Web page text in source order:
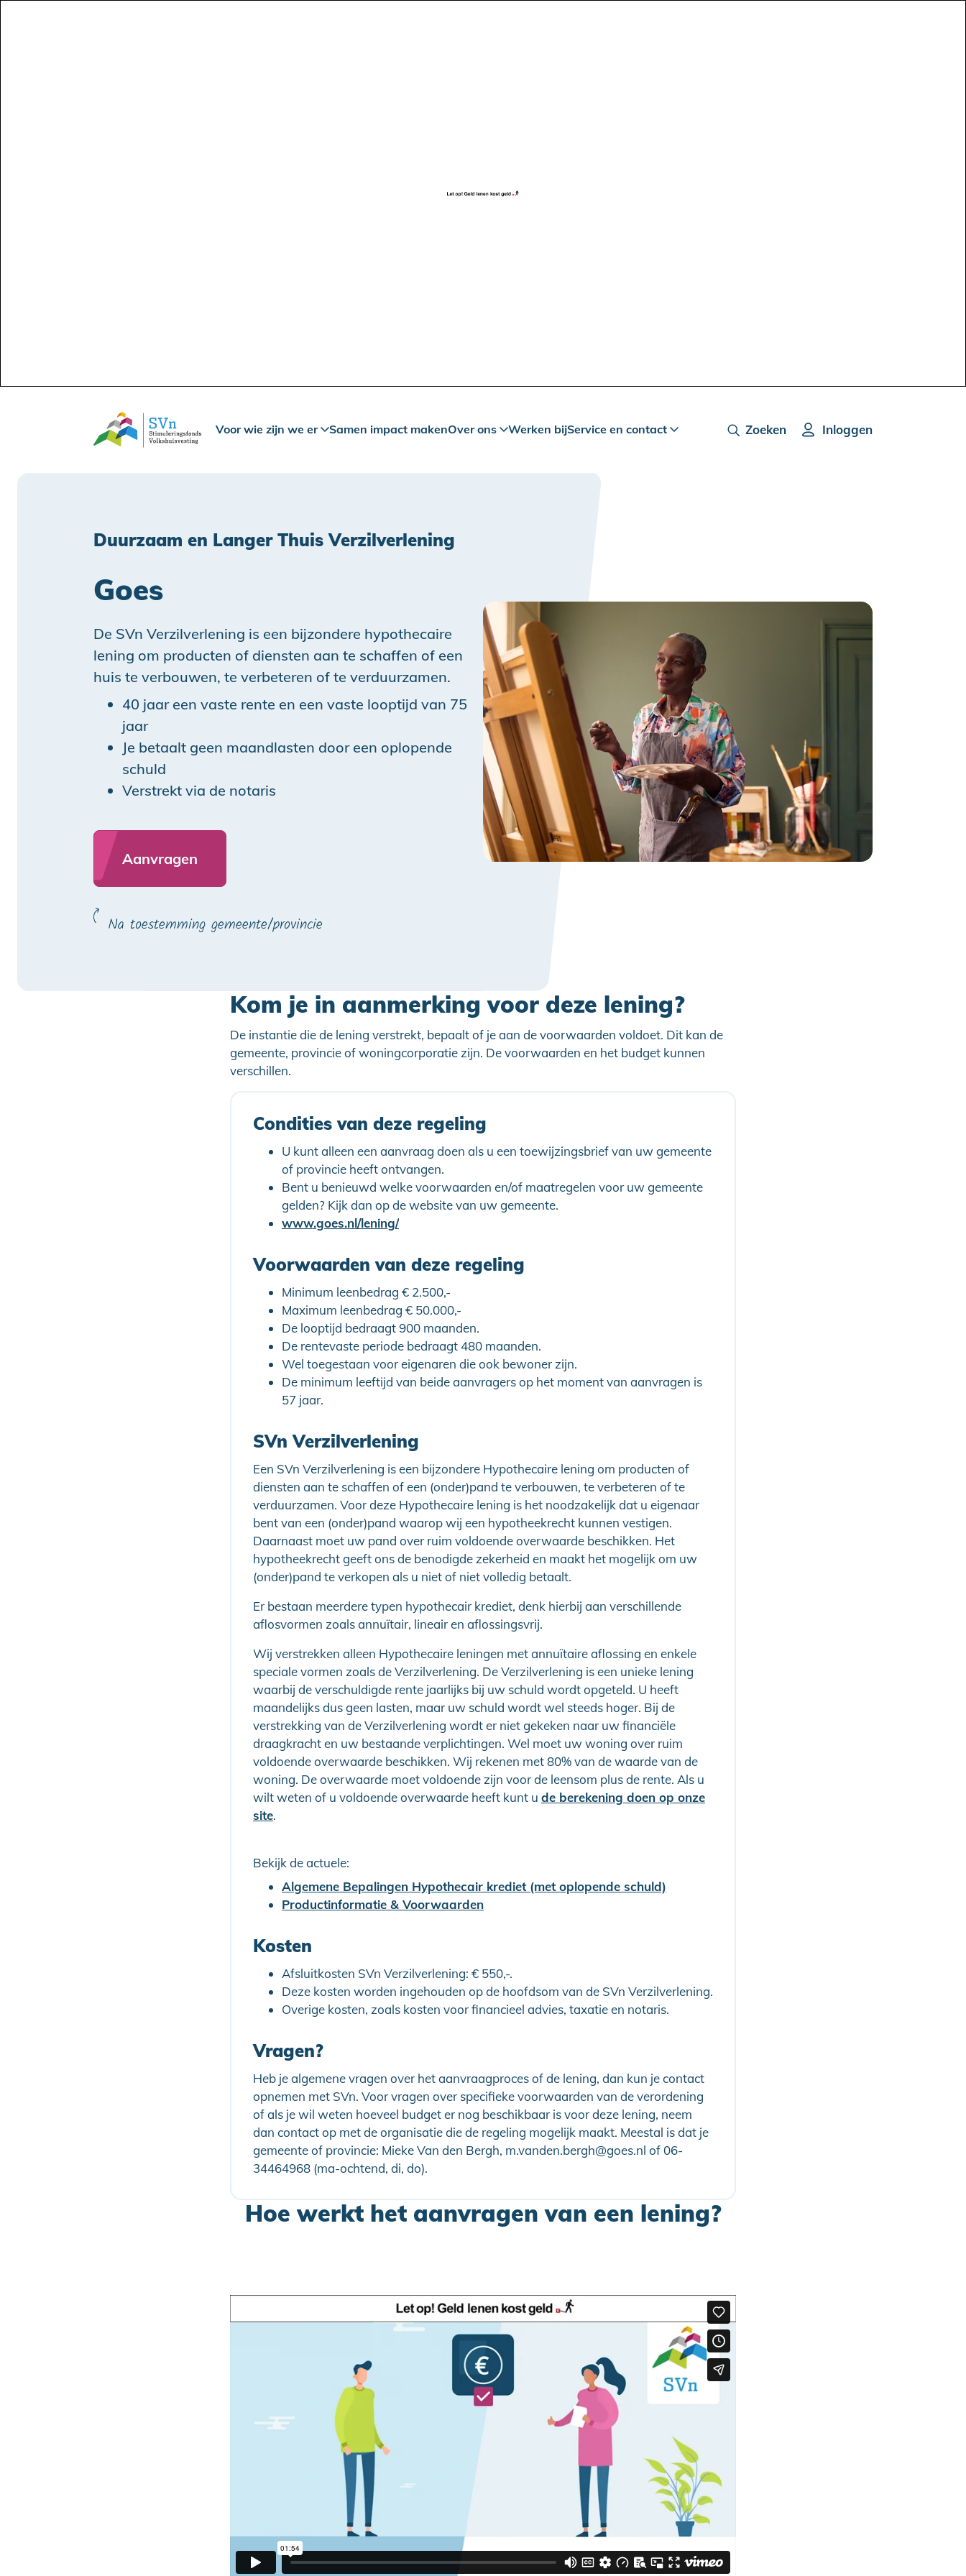
Voor wie zijn we er Samen impact makenOver ons Werken bijService en contact Zoeken Inloggen
Duurzaam en Langer Thuis Verzilverlening
Goes
De SVn Verzilverlening is een bijzondere hypothecaire
lening om producten of diensten aan te schaffen of een
huis te verbouwen, te verbeteren of te verduurzamen.
40 jaar een vaste rente en een vaste looptijd van 75
jaar
Je betaalt geen maandlasten door een oplopende
schuld
Verstrekt via de notaris
Aanvragen
Na toestemming gemeente/provincie
Kom je in aanmerking voor deze lening?
De instantie die de lening verstrekt, bepaalt of je aan de voorwaarden voldoet. Dit kan de
gemeente, provincie of woningcorporatie zijn. De voorwaarden en het budget kunnen
verschillen.
Condities van deze regeling
U kunt alleen een aanvraag doen als u een toewijzingsbrief van uw gemeente
of provincie heeft ontvangen.
Bent u benieuwd welke voorwaarden en/of maatregelen voor uw gemeente
gelden? Kijk dan op de website van uw gemeente.
www.goes.nl/lening/
Voorwaarden van deze regeling
Minimum leenbedrag € 2.500,-
Maximum leenbedrag € 50.000,-
De looptijd bedraagt 900 maanden.
De rentevaste periode bedraagt 480 maanden.
Wel toegestaan voor eigenaren die ook bewoner zijn.
De minimum leeftijd van beide aanvragers op het moment van aanvragen is
57 jaar.
SVn Verzilverlening
Een SVn Verzilverlening is een bijzondere Hypothecaire lening om producten of
diensten aan te schaffen of een (onder)pand te verbouwen, te verbeteren of te
verduurzamen. Voor deze Hypothecaire lening is het noodzakelijk dat u eigenaar
bent van een (onder)pand waarop wij een hypotheekrecht kunnen vestigen.
Daarnaast moet uw pand over ruim voldoende overwaarde beschikken. Het
hypotheekrecht geeft ons de benodigde zekerheid en maakt het mogelijk om uw
(onder)pand te verkopen als u niet of niet volledig betaalt.
Er bestaan meerdere typen hypothecair krediet, denk hierbij aan verschillende
aflosvormen zoals annuïtair, lineair en aflossingsvrij.
Wij verstrekken alleen Hypothecaire leningen met annuïtaire aflossing en enkele
speciale vormen zoals de Verzilverlening. De Verzilverlening is een unieke lening
waarbij de verschuldigde rente jaarlijks bij uw schuld wordt opgeteld. U heeft
maandelijks dus geen lasten, maar uw schuld wordt wel steeds hoger. Bij de
verstrekking van de Verzilverlening wordt er niet gekeken naar uw financiële
draagkracht en uw bestaande verplichtingen. Wel moet uw woning over ruim
voldoende overwaarde beschikken. Wij rekenen met 80% van de waarde van de
woning. De overwaarde moet voldoende zijn voor de leensom plus de rente. Als u
wilt weten of u voldoende overwaarde heeft kunt u de berekening doen op onze
site.
Bekijk de actuele:
Algemene Bepalingen Hypothecair krediet (met oplopende schuld)
Productinformatie & Voorwaarden
Kosten
Afsluitkosten SVn Verzilverlening: € 550,-.
Deze kosten worden ingehouden op de hoofdsom van de SVn Verzilverlening.
Overige kosten, zoals kosten voor financieel advies, taxatie en notaris.
Vragen?
Heb je algemene vragen over het aanvraagproces of de lening, dan kun je contact
opnemen met SVn. Voor vragen over specifieke voorwaarden van de verordening
of als je wil weten hoeveel budget er nog beschikbaar is voor deze lening, neem
dan contact op met de organisatie die de regeling mogelijk maakt. Meestal is dat je
gemeente of provincie: Mieke Van den Bergh, m.vanden.bergh@goes.nl of 06-
34464968 (ma-ochtend, di, do).
Hoe werkt het aanvragen van een lening?